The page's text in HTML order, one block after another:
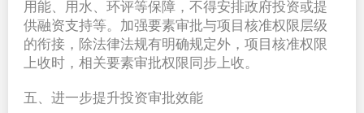
用能、用水、环评等保障，不得安排政府投资或提
供融资支持等。加强要素审批与项目核准权限层级
的衔接，除法律法规有明确规定外，项目核准权限
上收时，相关要素审批权限同步上收。
五、进一步提升投资审批效能